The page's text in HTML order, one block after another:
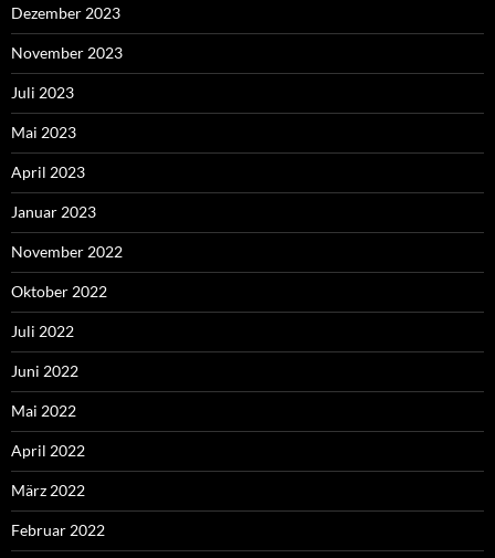
Dezember 2023
November 2023
Juli 2023
Mai 2023
April 2023
Januar 2023
November 2022
Oktober 2022
Juli 2022
Juni 2022
Mai 2022
April 2022
März 2022
Februar 2022